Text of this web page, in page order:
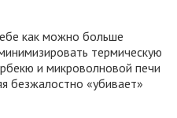
как можно больше
термическую
и микроволновой печи
безжалостно «убивает»